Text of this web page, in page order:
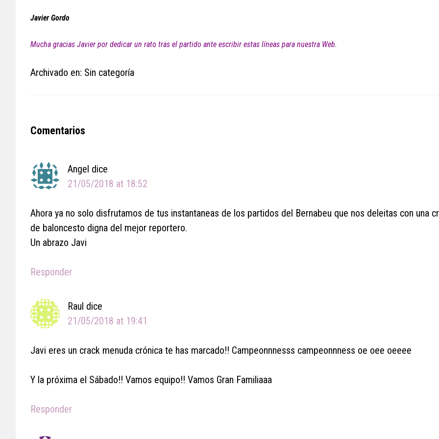
Javier Gordo
Mucha gracias Javier por dedicar un rato tras el partido ante escribir estas líneas para nuestra Web.
Archivado en: Sin categoría
Reader
Comentarios
Angel dice
21/05/2018 at 18:52
Ahora ya no solo disfrutamos de tus instantaneas de los partidos del Bernabeu que nos deleitas con una
de baloncesto digna del mejor reportero.
Un abrazo Javi
Responder
Raul dice
21/05/2018 at 19:41
Javi eres un crack menuda crónica te has marcado!! Campeonnnesss campeonnness oe oee oeeee
Y la próxima el Sábado!! Vamos equipo!! Vamos Gran Familiaaa
Responder